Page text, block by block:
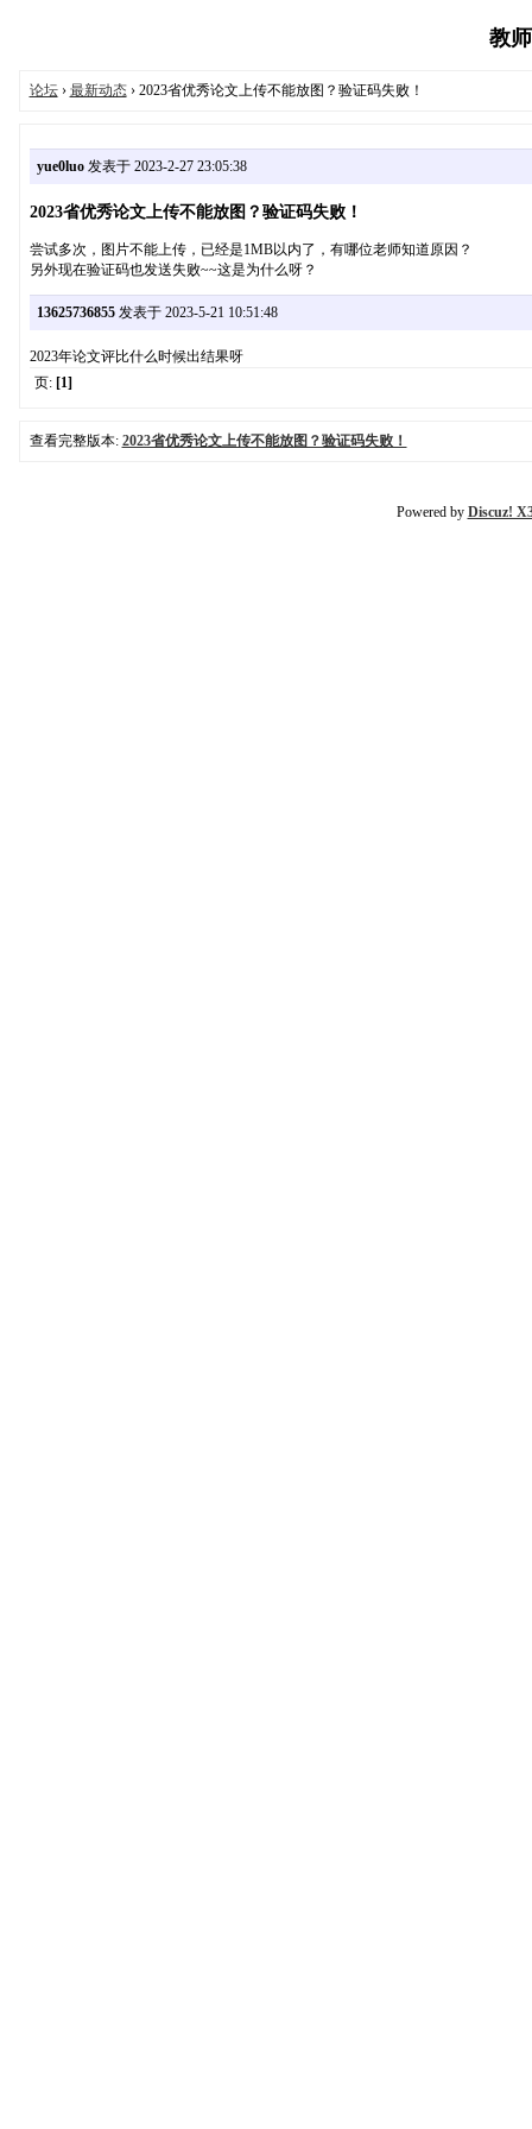
教
论坛› 最新动态› 2023省优秀论文上传不能放图？验证码失败！
yue0luo发表于 2023-2-27 23:05:38
2023省优秀论文上传不能放图？验证码失败！
尝试多次，图片不能上传，已经是1MB以内了，有哪位老师知道原因？
另外现在验证码也发送失败~~这是为什么呀？
13625736855发表于 2023-5-21 10:51:48
2023年论文评比什么时候出结果呀
页: [1]
查看完整版本: 2023省优秀论文上传不能放图？验证码失败！
Powered by Discuz!